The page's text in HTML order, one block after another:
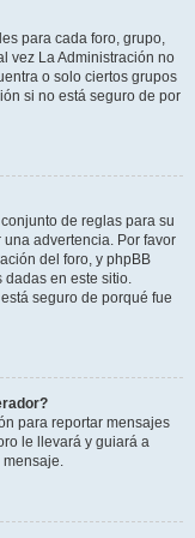
para cada foro, grupo,
vez La Administración no
o solo ciertos grupos
si no está seguro de por
de reglas para su
advertencia. Por favor
del foro, y phpBB
dadas en este sitio.
seguro de porqué fue
para reportar mensajes
le llevará y guiará a
mensaje.